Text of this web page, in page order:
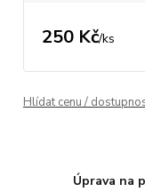
250 Kč/ks
Hlídat cenu /
Úprava na